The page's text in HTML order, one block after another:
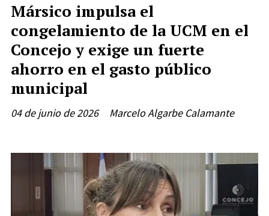
Mársico impulsa el
congelamiento de la UCM en el
Concejo y exige un fuerte
ahorro en el gasto público
municipal
Marcelo Algarbe Calamante
04 de junio de 2026